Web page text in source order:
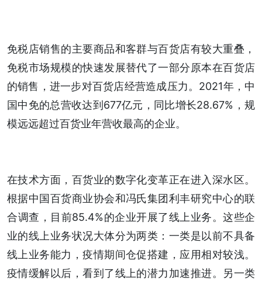
免税店销售的主要商品和客群与百货店有较大重叠，
免税市场规模的快速发展替代了一部分原本在百货店
的销售，进一步对百货店经营造成压力。2021年，中
国中免的总营收达到677亿元，同比增长28.67%，规
模远远超过百货业年营收最高的企业。
在技术方面，百货业的数字化变革正在进入深水区。
根据中国百货商业协会和冯氏集团利丰研究中心的联
合调查，目前85.4%的企业开展了线上业务。这些企
业的线上业务状况大体分为两类：一类是以前不具备
线上业务能力，疫情期间仓促搭建，应用相对较浅。
疫情缓解以后，看到了线上的潜力加速推进。另一类